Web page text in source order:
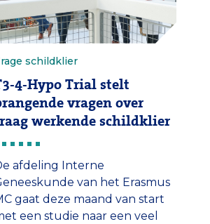
schildklier
4-Hypo Trial stelt
vragen over
werkende schildklier
afdeling Interne
van het Erasmus
gaat deze maand van start
een studie naar een veel